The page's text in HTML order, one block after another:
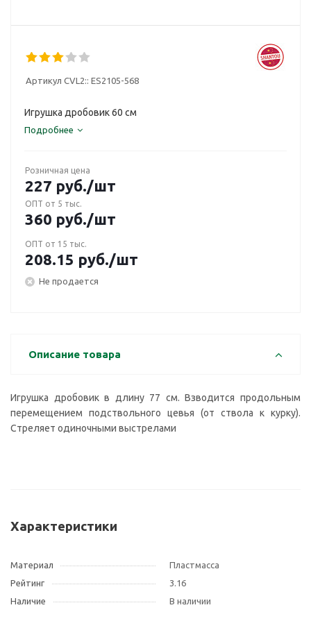
Артикул CVL2:: ES2105-568
Игрушка дробовик 60 см
Подробнее
Розничная цена
227 руб./шт
ОПТ от 5 тыс.
360 руб./шт
ОПТ от 15 тыс.
208.15 руб./шт
Не продается
Описание товара
Игрушка дробовик в длину 77 см. Взводится продольным
перемещением подствольного цевья (от ствола к курку).
Стреляет одиночными выстрелами
Характеристики
Материал
Пластмасса
Рейтинг
3.16
Наличие
В наличии